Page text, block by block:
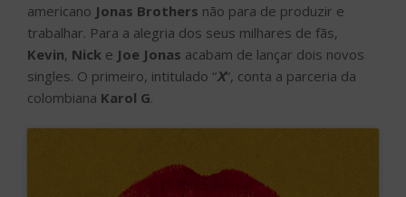
americano Jonas Brothers não para de produzir e
trabalhar. Para a alegria dos seus milhares de fãs,
Kevin, Nick e Joe Jonas acabam de lançar dois novos
singles. O primeiro, intitulado “X“, conta a parceria da
colombiana Karol G.